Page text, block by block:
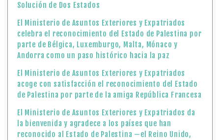
Solución de Dos Estados
El Ministerio de Asuntos Exteriores y Expatriados
celebra el reconocimiento del Estado de Palestina por
parte de Bélgica, Luxemburgo, Malta, Mónaco y
Andorra como un paso histórico hacia la paz
El Ministerio de Asuntos Exteriores y Expatriados
acoge con satisfacción el reconocimiento del Estado
de Palestina por parte de la amiga República Francesa
El Ministerio de Asuntos Exteriores y Expatriados da
la bienvenida y agradece a los países que han
reconocido al Estado de Palestina —el Reino Unido,